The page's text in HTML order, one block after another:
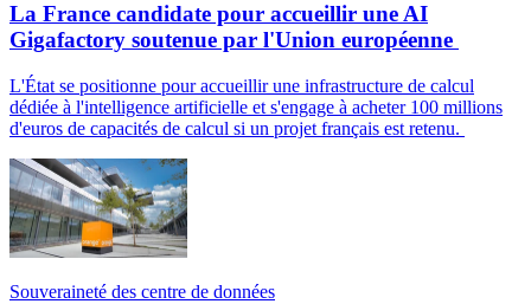
La France candidate pour accueillir une AI
Gigafactory soutenue par l'Union européenne
L'État se positionne pour accueillir une infrastructure de calcul
dédiée à l'intelligence artificielle et s'engage à acheter 100 millions
d'euros de capacités de calcul si un projet français est retenu.
Souveraineté des centre de données